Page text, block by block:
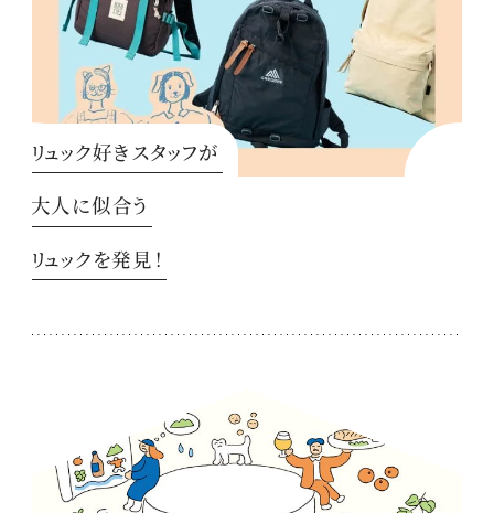
リュック好きスタッフが
大人に似合う
リュックを発見！